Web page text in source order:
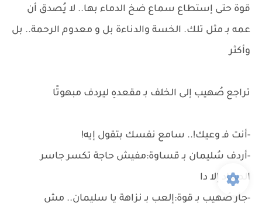
قوة حتى إستطاع سماع ضخ الدماء بها.. لا يُصدق أن
عمه بـ مثل تلك. الخسة والدناءة بل و معدوم الرحمة.. بل
وأكثر
تراجع صُهيب إلى الخلف بـ مقعدهِ ليردف مبهوتًا
-أنت فـ وعيك!.. سامع نفسك بتقول إيه!
-أردف سُليمان بـ قساوة:مفيش حاجة تكسر جاسر
الصياد إلا دا
-جأر صُهيب بـ قوة:إلعب بـ نزاهة يا سليمان.. مش